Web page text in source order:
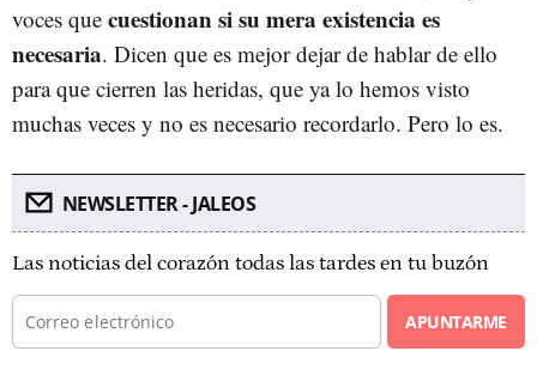
voces que cuestionan si su mera existencia es
necesaria. Dicen que es mejor dejar de hablar de ello
para que cierren las heridas, que ya lo hemos visto
muchas veces y no es necesario recordarlo. Pero lo es.
NEWSLETTER - JALEOS
Las noticias del corazón todas las tardes en tu buzón
APUNTARME